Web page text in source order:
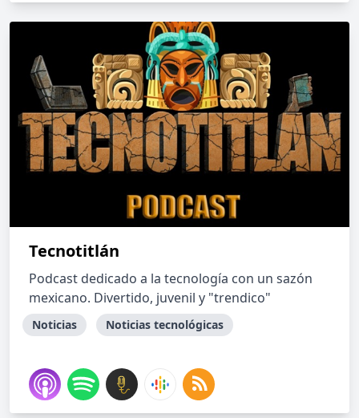
Tecnotitlán
Podcast dedicado a la tecnología con un sazón
mexicano. Divertido, juvenil y "trendico"
Noticias Noticias tecnológicas